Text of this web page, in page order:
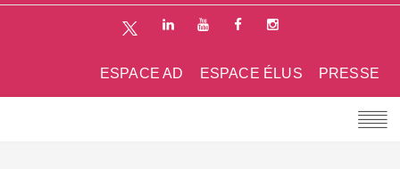
PRESSE
ESPACE ÉLUS
ESPACE AD